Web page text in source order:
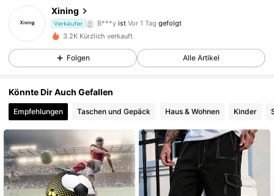
Xining
Verkäufer
ist
gefolgt
4,80
89 Follower
89 Follower
4,80
4,80 89 Follower
4,80 89 Follower
3.2K Kürzlich verkauft
Folgen Alle Artikel
Könnte Dir Auch Gefallen
Empfehlungen Taschen und Gepäck Haus & Wohnen Kinder